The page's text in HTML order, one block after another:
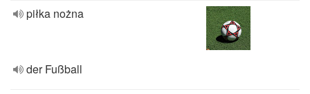
piłka nożna
der Fußball